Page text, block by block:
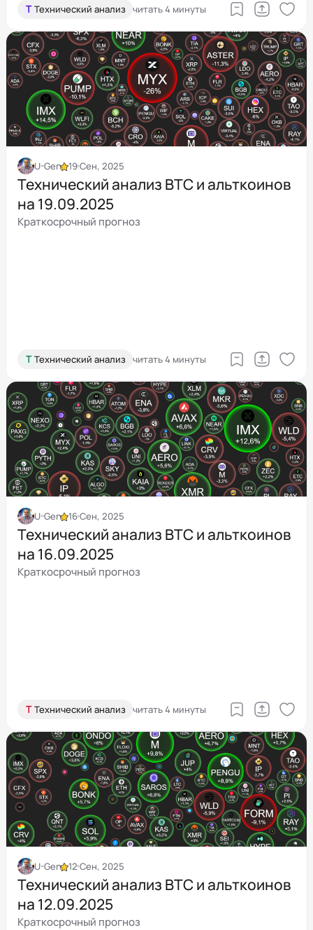
Т Технический анализ читать 4 минуты
U-Gen 19 Сен, 2025
Технический анализ BTC и альткоинов
на 19.09.2025
Краткосрочный прогноз
Т Технический анализ читать 4 минуты
U-Gen 16 Сен, 2025
Технический анализ BTC и альткоинов
на 16.09.2025
Краткосрочный прогноз
Т Технический анализ читать 4 минуты
U-Gen 12 Сен, 2025
Технический анализ BTC и альткоинов
на 12.09.2025
Краткосрочный прогноз